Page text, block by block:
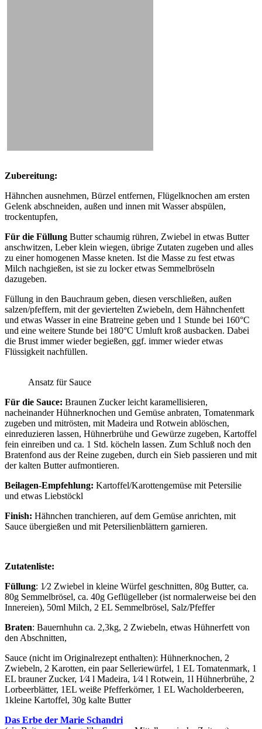
Zubereitung:
Hähnchen ausnehmen, Bürzel entfernen, Flügelknochen am ersten
Gelenk abschneiden, außen und innen mit Wasser abspülen,
trockentupfen,
Für die Füllung Butter schaumig rühren, Zwiebel in etwas Butter
anschwitzen, Leber klein wiegen, übrige Zutaten zugeben und alles
zu einer homogenen Masse kneten. Ist die Masse zu fest etwas
Milch nachgießen, ist sie zu locker etwas Semmelbröseln
dazugeben.
Füllung in den Bauchraum geben, diesen verschließen, außen
salzen/pfeffern, mit der geviertelten Zwiebeln, dem Hähnchenfett
und etwas Wasser in eine Bratreine geben und 1 Stunde bei 160°C
und eine weitere Stunde bei 180°C Umluft kroß ausbacken. Dabei
die Brust immer wieder begießen, ggf. immer wieder etwas
Flüssigkeit nachfüllen.
Ansatz für Sauce
Für die Sauce: Braunen Zucker leicht karamellisieren,
nacheinander Hühnerknochen und Gemüse anbraten, Tomatenmark
zugeben und mitrösten, mit Madeira und Rotwein ablöschen,
einreduzieren lassen, Hühnerbrühe und Gewürze zugeben, Kartoffel
fein einreiben und ca. 1 Std. köcheln lassen. Zum Schluß noch den
Bratenfond aus der Reine zugeben, durch ein Sieb passieren und mit
der kalten Butter aufmontieren.
Beilagen-Empfehlung: Kartoffel/Karottengemüse mit Petersilie
und etwas Liebstöckl
Finish: Hähnchen tranchieren, auf dem Gemüse anrichten, mit
Sauce übergießen und mit Petersilienblättern garnieren.
Zutatenliste:
Füllung: 1⁄2 Zwiebel in kleine Würfel geschnitten, 80g Butter, ca.
80g Semmelbrösel, ca. 40g Geflügelleber (ist normalerweise bei den
Innereien), 50ml Milch, 2 EL Semmelbrösel, Salz/Pfeffer
Braten: Bauernhuhn ca. 2,3kg, 2 Zwiebeln, etwas Hühnerfett von
den Abschnitten,
Sauce (nicht im Originalrezept enthalten): Hühnerknochen, 2
Zwiebeln, 2 Karotten, ein paar Selleriewürfel, 1 EL Tomatenmark, 1
EL brauner Zucker, 1⁄4 l Madeira, 1⁄4 l Rotwein, 1l Hühnerbrühe, 2
Lorbeerblätter, 1EL weiße Pfefferkörner, 1 EL Wacholderbeeren,
1kleine Kartoffel, 30g kalte Butter
Das Erbe der Marie Schandri